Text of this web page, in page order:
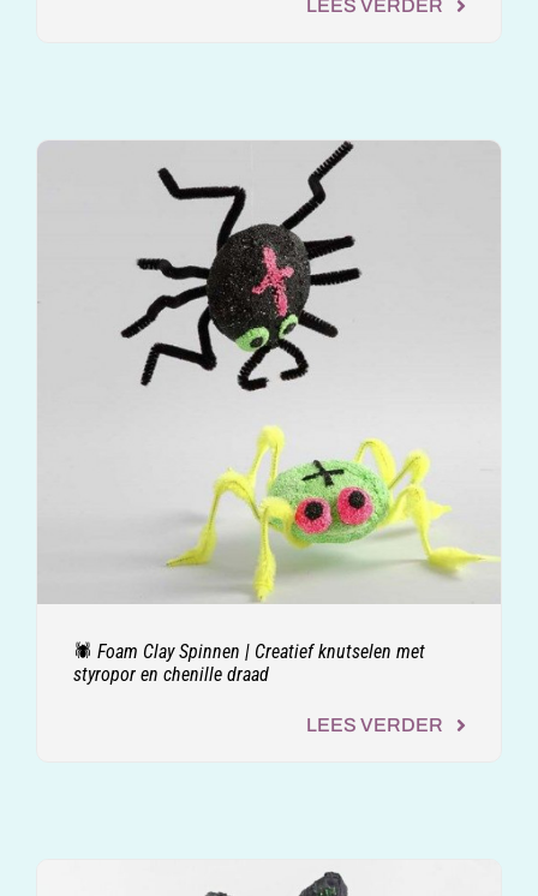
LEES VERDER
🕷️ Foam Clay Spinnen | Creatief knutselen met
styropor en chenille draad
LEES VERDER